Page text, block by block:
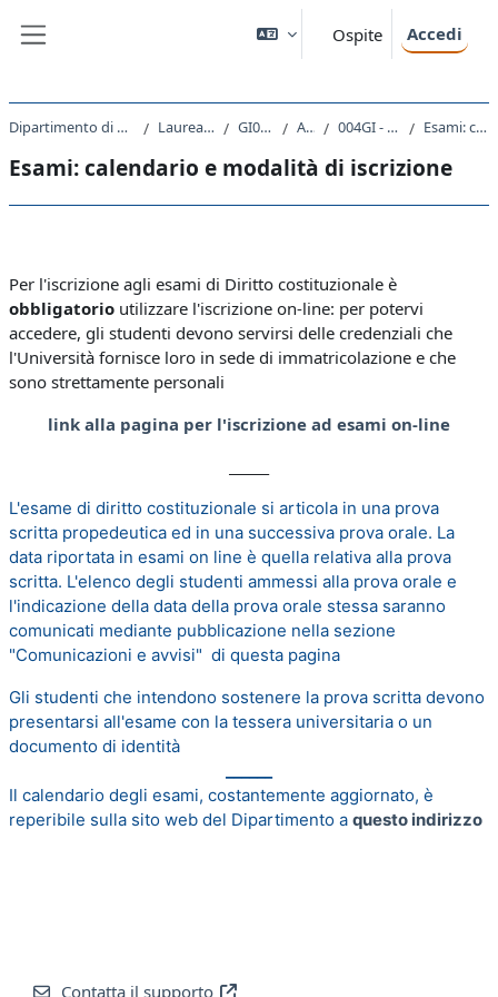
Ospite Accedi
Dipartimento di Scienze Giuridiche, del Linguaggio, dell`Interpretazione e della Traduzione Laurea Magistrale Ciclo Unico 5 anni GI01 - GIURISPRUDENZA A.A. 2024 - 2025 004GI - DIRITTO COSTITUZIONALE 2024 Esami: calendario e modalità di iscrizione
Esami: calendario e modalità di iscrizione
Per l'iscrizione agli esami di Diritto costituzionale è
obbligatorio utilizzare l'iscrizione on-line: per potervi
accedere, gli studenti devono servirsi delle credenziali che
l'Università fornisce loro in sede di immatricolazione e che
sono strettamente personali
link alla pagina per l'iscrizione ad esami on-line
L'esame di diritto costituzionale si articola in una prova
scritta propedeutica ed in una successiva prova orale. La
data riportata in esami on line è quella relativa alla prova
scritta. L'elenco degli studenti ammessi alla prova orale e
l'indicazione della data della prova orale stessa saranno
comunicati mediante pubblicazione nella sezione
"Comunicazioni e avvisi" di questa pagina
Gli studenti che intendono sostenere la prova scritta devono
presentarsi all'esame con la tessera universitaria o un
documento di identità
Il calendario degli esami, costantemente aggiornato, è
reperibile sulla sito web del Dipartimento a questo indirizzo
Contatta il supporto